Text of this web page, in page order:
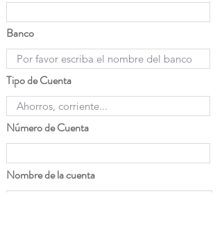
Banco
Tipo de Cuenta
Número de Cuenta
Nombre de la cuenta